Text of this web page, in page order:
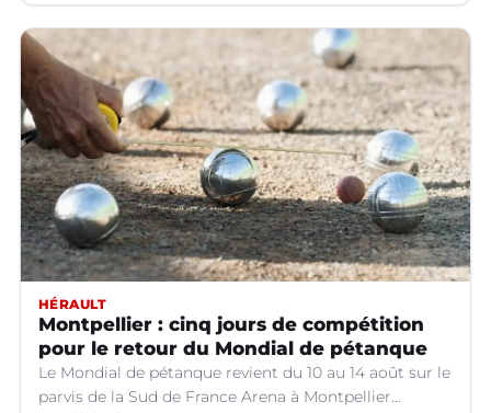
HÉRAULT
Montpellier : cinq jours de compétition
pour le retour du Mondial de pétanque
Le Mondial de pétanque revient du 10 au 14 août sur le
parvis de la Sud de France Arena à Montpellier